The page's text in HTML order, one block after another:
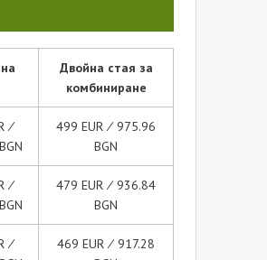
Двойна стая за
комбиниране
∕
499 EUR ∕ 975.96
BGN
∕
479 EUR ∕ 936.84
BGN
∕
469 EUR ∕ 917.28